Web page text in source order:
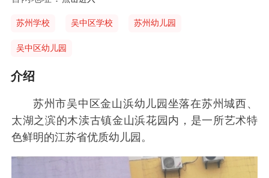
苏州学校 吴中区学校 苏州幼儿园
吴中区幼儿园
介绍
苏州市吴中区金山浜幼儿园坐落在苏州城西、
太湖之滨的木渎古镇金山浜花园内，是一所艺术特
色鲜明的江苏省优质幼儿园。